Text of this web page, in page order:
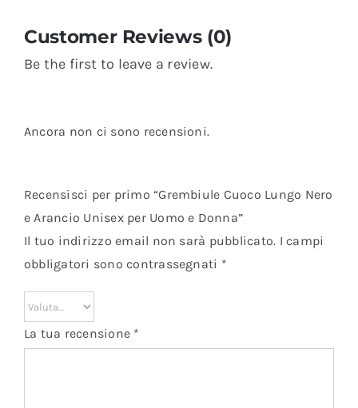
Customer Reviews (0)
Be the first to leave a review.
Ancora non ci sono recensioni.
Recensisci per primo “Grembiule Cuoco Lungo Nero
e Arancio Unisex per Uomo e Donna”
Il tuo indirizzo email non sarà pubblicato. I campi
obbligatori sono contrassegnati *
La tua recensione *